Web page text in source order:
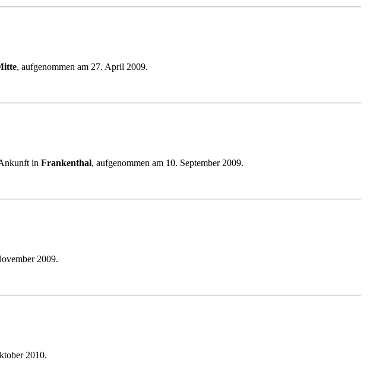
, aufgenommen am 27. April 2009.
in Frankenthal, aufgenommen am 10. September 2009.
2009.
2010.